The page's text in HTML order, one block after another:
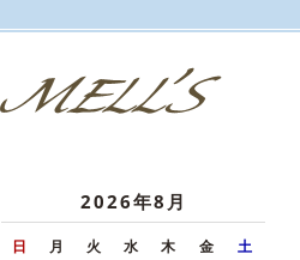
2026年8月
日 月 火 水 木 金 土